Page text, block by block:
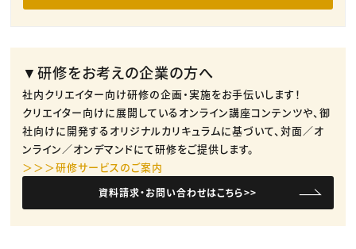
▼研修をお考えの企業の方へ
社内クリエイター向け研修の企画・実施をお手伝いします！
クリエイター向けに展開しているオンライン講座コンテンツや、御
社向けに開発するオリジナルカリキュラムに基づいて、対面／オ
ンライン／オンデマンドにて研修をご提供します。
＞＞＞研修サービスのご案内
資料請求・お問い合わせはこちら>>